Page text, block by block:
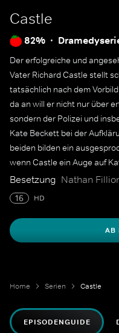
Castle
82%
Der erfolgreiche und
Vater Richard Castle stellt
tatsächlich nach dem
da an will er nicht nur über
sondern der Polizei und
Kate Beckett bei der
beiden bilden ein
wenn Castle ein Auge auf
Charme immun zu sein
Besetzung Nathan
16 HD
AB
Home Serien Castle
EPISODENGUIDE